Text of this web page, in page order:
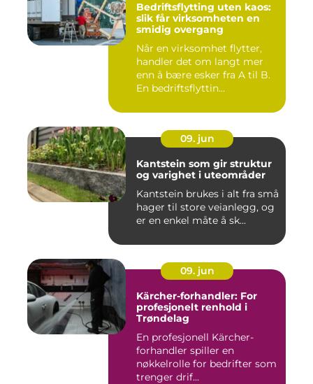
Bedriftsflytting uten kaos:
slik får virksomheten en
smidig overgang
Når en virksomhet flytter,
handler det om langt mer
enn å bære esker fra A til B.
En bedriftsflyttin...
09. jun
Kantstein som gir struktur
og varighet i uteområder
Kantstein brukes i alt fra små
hager til store veianlegg, og
er en enkel måte å sk...
09. jun
Kärcher-forhandler: For
profesjonelt renhold i
Trøndelag
En profesjonell Kärcher-
forhandler spiller en
nøkkelrolle for bedrifter som
trenger drif...